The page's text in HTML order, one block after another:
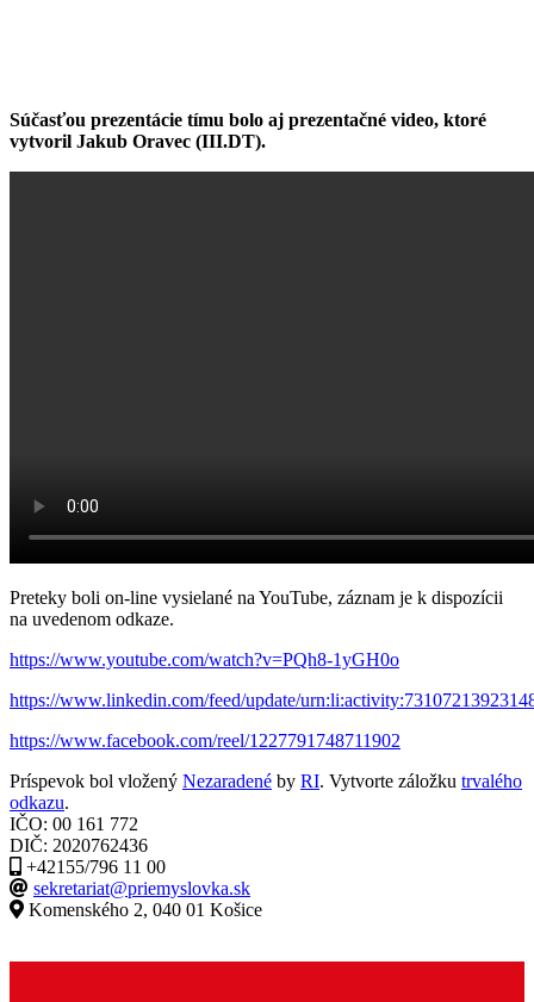
Súčasťou prezentácie tímu bolo aj prezentačné video, ktoré
vytvoril Jakub Oravec (III.DT).
Preteky boli on-line vysielané na YouTube, záznam je k dispozícii
na uvedenom odkaze.
https://www.youtube.com/watch?v=PQh8-1yGH0o
https://www.linkedin.com/feed/update/
https://www.facebook.com/reel/1227791748711902
Príspevok bol vložený Nezaradené by RI. Vytvorte záložku trvalého
odkazu.
IČO: 00 161 772
DIČ: 2020762436
+42155/796 11 00
sekretariat@priemyslovka.sk
Komenského 2, 040 01 Košice